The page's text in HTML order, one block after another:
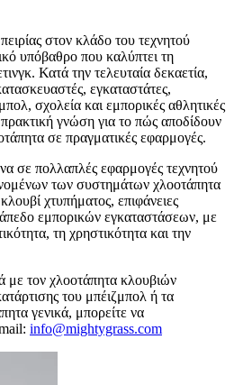
στον κλάδο του τεχνητού
υπόβαθρο που καλύπτει τη
Κατά την τελευταία δεκαετία,
εγκαταστάτες,
σχολεία και εμπορικές αθλητικές
γνώση για το πώς αποδίδουν
σε πραγματικές εφαρμογές.
σε πολλαπλές εφαρμογές τεχνητού
των συστημάτων χλοοτάπητα
χτυπήματος, επιφάνειες
εμπορικών εγκαταστάσεων, με
τη χρηστικότητα και την
με τον χλοοτάπητα κλουβιών
του μπέιζμπολ ή τα
γενικά, μπορείτε να
info@mightygrass.com